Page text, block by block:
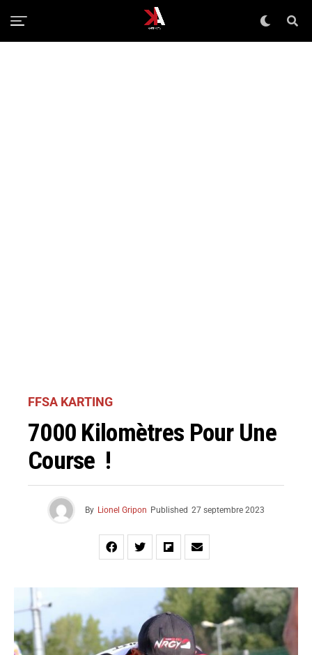
FFSA KARTING
7000 Kilomètres Pour Une
Course !
By Lionel Gripon Published 27 septembre 2023